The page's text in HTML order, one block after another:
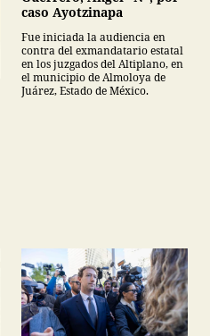
caso Ayotzinapa
Fue iniciada la audiencia en
contra del exmandatario estatal
en los juzgados del Altiplano, en
el municipio de Almoloya de
Juárez, Estado de México.